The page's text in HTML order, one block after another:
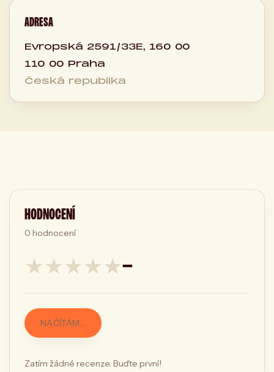
ADRESA
Evropská 2591/33E, 160 00
110 00 Praha
Česká republika
HODNOCENÍ
0 hodnocení
★★★★★—
NAČÍTÁM…
Zatím žádné recenze. Buďte první!